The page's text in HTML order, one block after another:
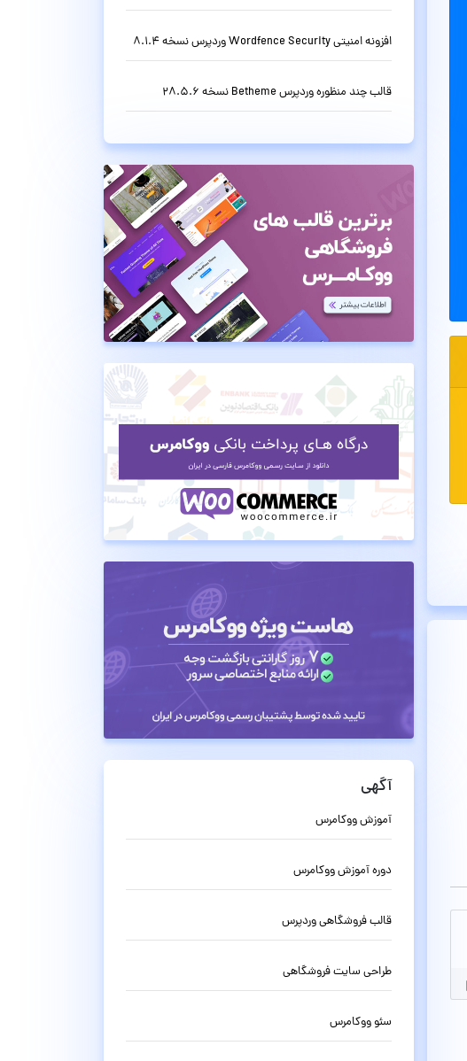
افزونه امنیتی Wordfence Security وردپرس نسخه 8.1.4
قالب چند منظوره وردپرس Betheme نسخه 28.5.6
آگهی
آموزش ووکامرس
دوره آموزش ووکامرس
قالب فروشگاهی وردپرس
طراحی سایت فروشگاهی
سئو ووکامرس